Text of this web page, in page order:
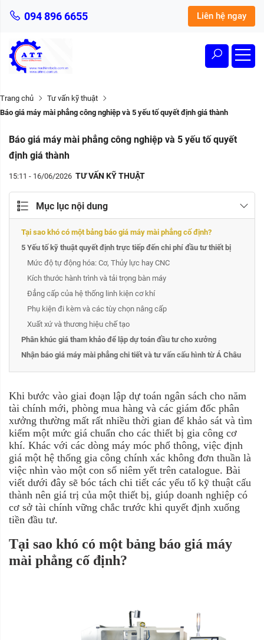
094 896 6655 Liên hệ ngay
Trang chủ
Tư vấn kỹ thuật
Báo giá máy mài phẳng công nghiệp và 5 yếu tố quyết định giá thành
Báo giá máy mài phẳng công nghiệp và 5 yếu tố quyết
định giá thành
15:11 - 16/06/2026 TƯ VẤN KỸ THUẬT
Mục lục nội dung
Tại sao khó có một bảng báo giá máy mài phẳng cố định?
5 Yếu tố kỹ thuật quyết định trực tiếp đến chi phí đầu tư thiết bị
Mức độ tự động hóa: Cơ, Thủy lực hay CNC
Kích thước hành trình và tải trọng bàn máy
Đẳng cấp của hệ thống linh kiện cơ khí
Phụ kiện đi kèm và các tùy chọn nâng cấp
Xuất xứ và thương hiệu chế tạo
Phân khúc giá tham khảo để lập dự toán đầu tư cho xưởng
Nhận báo giá máy mài phẳng chi tiết và tư vấn cấu hình từ Á Châu
Khi bước vào giai đoạn lập dự toán ngân sách cho năm
tài chính mới, phòng mua hàng và các giám đốc phân
xưởng thường mất rất nhiều thời gian để khảo sát và tìm
kiếm một mức giá chuẩn cho các thiết bị gia công cơ
khí. Khác với các dòng máy móc phổ thông, việc định
giá một hệ thống gia công chính xác không đơn thuần là
việc nhìn vào một con số niêm yết trên catalogue. Bài
viết dưới đây sẽ bóc tách chi tiết các yếu tố kỹ thuật cấu
thành nên giá trị của một thiết bị, giúp doanh nghiệp có
cơ sở tài chính vững chắc trước khi quyết định xuống
tiền đầu tư.
Tại sao khó có một bảng báo giá máy
mài phẳng cố định?